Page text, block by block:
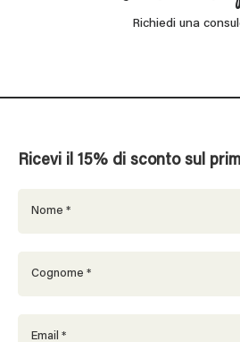
Richiedi una
Ricevi il 15% di sconto sul